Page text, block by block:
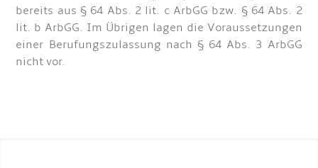
bereits aus § 64 Abs. 2 lit. c ArbGG bzw. § 64 Abs. 2
lit. b ArbGG. Im Übrigen lagen die Voraussetzungen
einer Berufungszulassung nach § 64 Abs. 3 ArbGG
nicht vor.